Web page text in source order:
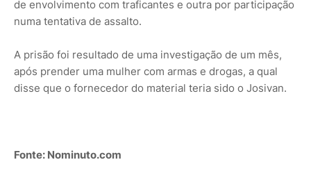
de envolvimento com traficantes e outra por participação
numa tentativa de assalto.
A prisão foi resultado de uma investigação de um mês,
após prender uma mulher com armas e drogas, a qual
disse que o fornecedor do material teria sido o Josivan.
Fonte: Nominuto.com